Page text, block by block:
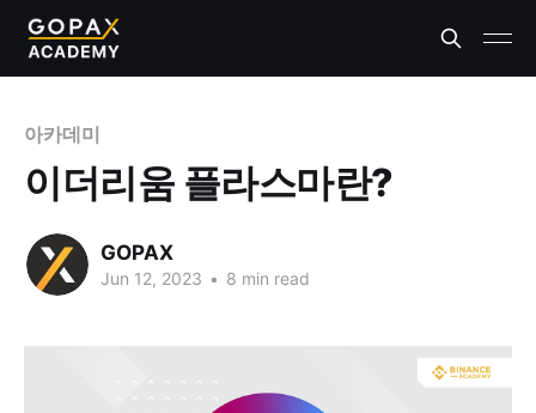
아카데미
이더리움 플라스마란?
GOPAX
Jun 12, 2023 • 8 min read